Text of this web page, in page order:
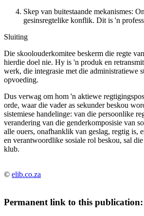
Skep van buitestaande mekanismes:
gesinsregtelike konflik. Dit is 'n
Sluiting
Die skoolouderkomitee beskerm die regte
hierdie doel nie. Hy is 'n produk en
werk, die integrasie met die administratiewe
opvoeding.
Dus verwag om hom 'n aktiewe
orde, waar die vader as sekunder beskou
sistemiese handelinge: van die persoonlike
verandering van die genderkomposisie van
alle ouers, onafhanklik van geslag, regtig is,
en verantwoordlike sosiale rol beskou, sal
klub.
© elib.co.za
Permanent link to this publication: